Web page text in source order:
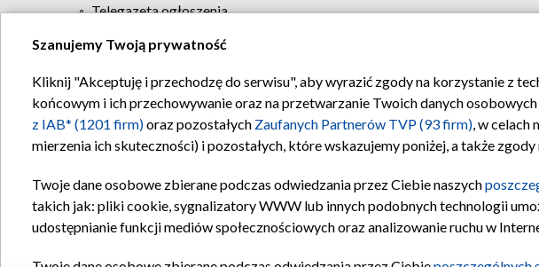
Telegazeta ogłoszenia
Regulamin TVP Polityka prywatności
Szanujemy Twoją prywatność
Kliknij "Akceptuję i przechodzę do serwisu", aby wyrazić zgody na korzystanie z
końcowym i ich przechowywanie oraz na przetwarzanie Twoich danych
z IAB* (1201 firm)oraz pozostałych Zaufanych Partnerów TVP (93 firm), w celach
mierzenia ich skuteczności) i pozostałych, które wskazujemy poniżej, a także
Twoje dane osobowe zbierane podczas odwiedzania przez Ciebie naszych
takich jak: pliki cookie, sygnalizatory WWW lub innych podobnych technologii
udostępnianie funkcji mediów społecznościowych oraz analizowanie ruchu w